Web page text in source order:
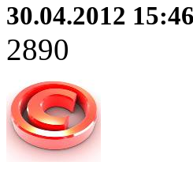
30.04.2012 15:46
2890